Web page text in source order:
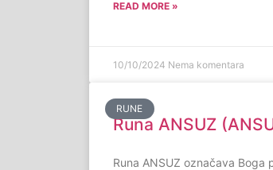
READ MORE »
10/10/2024 Nema komentara
RUNE
Runa ANSUZ
Runa ANSUZ označava